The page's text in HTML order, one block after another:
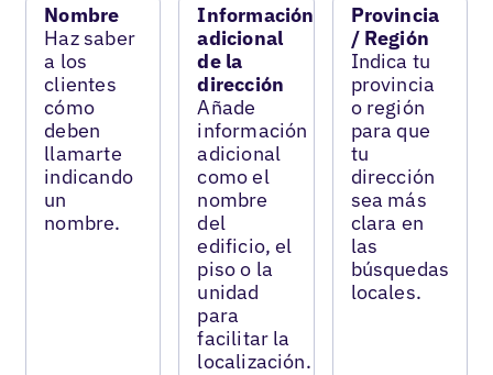
Nombre
Haz saber
a los
clientes
cómo
deben
llamarte
indicando
un
nombre.
Información
adicional
de la
dirección
Añade
información
adicional
como el
nombre
del
edificio, el
piso o la
unidad
para
facilitar la
localización.
Provincia
/ Región
Indica tu
provincia
o región
para que
tu
dirección
sea más
clara en
las
búsquedas
locales.